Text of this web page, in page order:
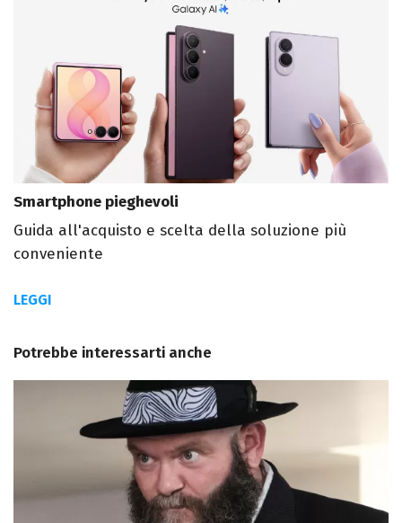
Smartphone pieghevoli
Guida all'acquisto e scelta della soluzione più
conveniente
LEGGI
Potrebbe interessarti anche